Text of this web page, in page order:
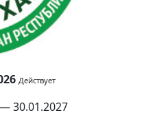
Действует
30.01.2027